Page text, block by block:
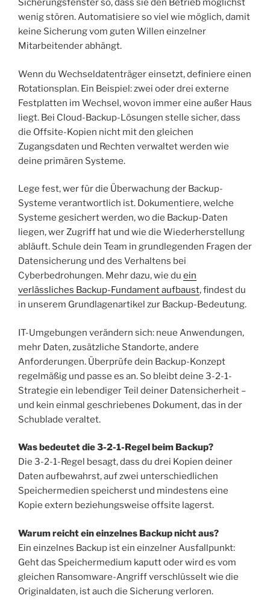
Sicherungsfenster so, dass sie den Betrieb möglichst
wenig stören. Automatisiere so viel wie möglich, damit
keine Sicherung vom guten Willen einzelner
Mitarbeitender abhängt.
Wenn du Wechseldatenträger einsetzt, definiere einen
Rotationsplan. Ein Beispiel: zwei oder drei externe
Festplatten im Wechsel, wovon immer eine außer Haus
liegt. Bei Cloud-Backup-Lösungen stelle sicher, dass
die Offsite-Kopien nicht mit den gleichen
Zugangsdaten und Rechten verwaltet werden wie
deine primären Systeme.
Lege fest, wer für die Überwachung der Backup-
Systeme verantwortlich ist. Dokumentiere, welche
Systeme gesichert werden, wo die Backup-Daten
liegen, wer Zugriff hat und wie die Wiederherstellung
abläuft. Schule dein Team in grundlegenden Fragen der
Datensicherung und des Verhaltens bei
Cyberbedrohungen. Mehr dazu, wie du ein
verlässliches Backup-Fundament aufbaust, findest du
in unserem Grundlagenartikel zur Backup-Bedeutung.
IT-Umgebungen verändern sich: neue Anwendungen,
mehr Daten, zusätzliche Standorte, andere
Anforderungen. Überprüfe dein Backup-Konzept
regelmäßig und passe es an. So bleibt deine 3-2-1-
Strategie ein lebendiger Teil deiner Datensicherheit –
und kein einmal geschriebenes Dokument, das in der
Schublade veraltet.
Was bedeutet die 3-2-1-Regel beim Backup?
Die 3-2-1-Regel besagt, dass du drei Kopien deiner
Daten aufbewahrst, auf zwei unterschiedlichen
Speichermedien speicherst und mindestens eine
Kopie extern beziehungsweise offsite lagerst.
Warum reicht ein einzelnes Backup nicht aus?
Ein einzelnes Backup ist ein einzelner Ausfallpunkt:
Geht das Speichermedium kaputt oder wird es vom
gleichen Ransomware-Angriff verschlüsselt wie die
Originaldaten, ist auch die Sicherung verloren.